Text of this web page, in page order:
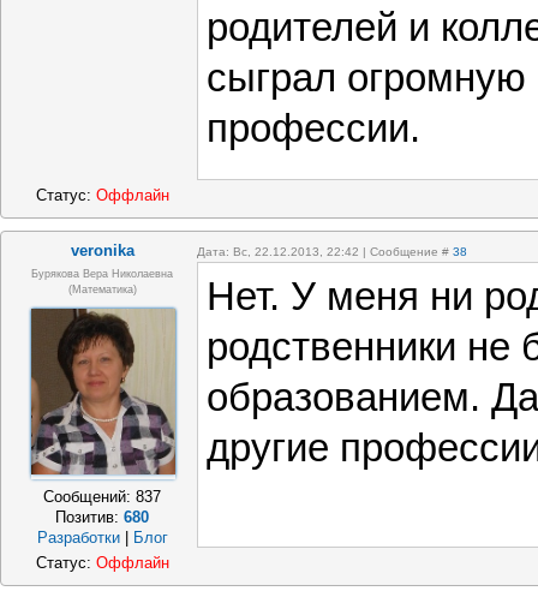
родителей и
сыграл
профессии.
Статус: Оффлайн
veronika Дата: Вс, 22.12.2013, 22:42 | Сообщение # 38
Бурякова Вера Николаевна
(математика)
Сообщений:837
Позитив:680
Разработки
Блог
Нет. У меня ни
родственники не
образованием.
другие
Статус: Оффлайн